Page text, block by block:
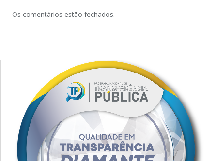
Os comentários estão fechados.